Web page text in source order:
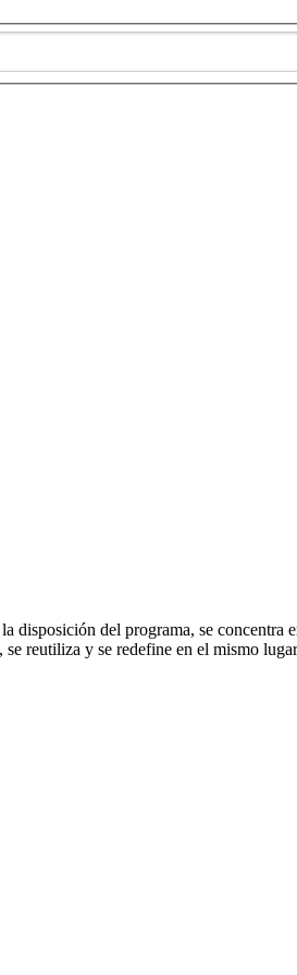
del programa, se concentra
reutiliza y se redefine en el mismo